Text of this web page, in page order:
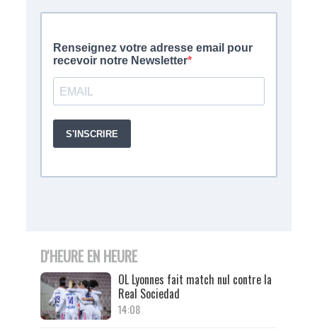
D'HEURE EN HEURE
OL Lyonnes fait match nul contre la
Real Sociedad
14:08